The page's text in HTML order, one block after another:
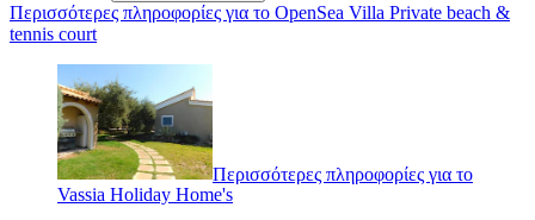
Περισσότερες πληροφορίες για το OpenSea Villa Private beach &
tennis court
Περισσότερες πληροφορίες για το
Vassia Holiday Home's